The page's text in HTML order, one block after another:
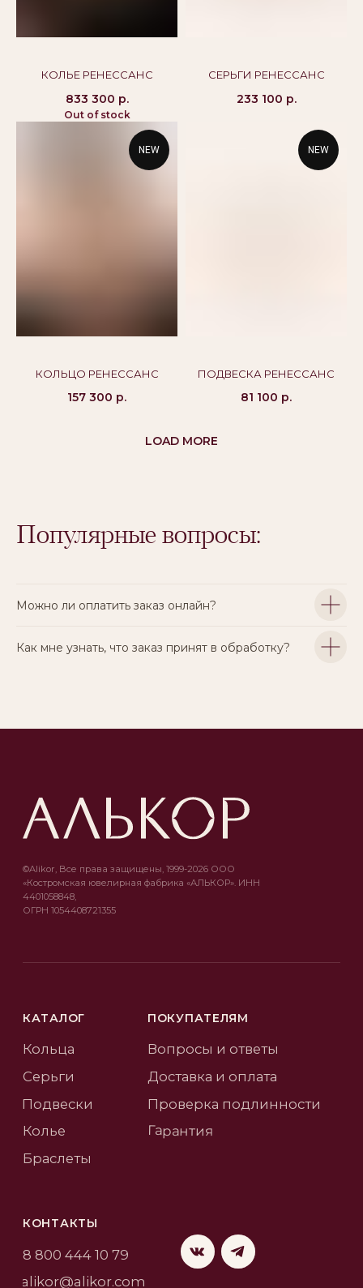
КОЛЬЕ РЕНЕССАНС
833 300 р.
Out of stock
СЕРЬГИ РЕНЕССАНС
233 100 р.
NEW
КОЛЬЦО РЕНЕССАНС
157 300 р.
NEW
ПОДВЕСКА РЕНЕССАНС
81 100 р.
LOAD MORE
Популярные вопросы:
Можно ли оплатить заказ онлайн?
Как мне узнать, что заказ принят в обработку?
КОНТАКТЫ
8 800 444 10 79
Гарантия